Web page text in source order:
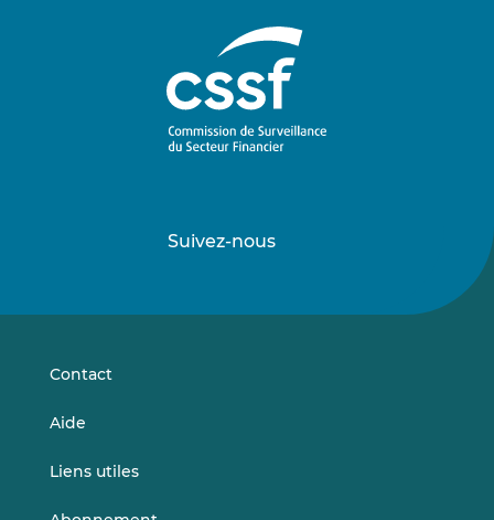
Suivez-nous
sursur
Contact
Aide
Liens utiles